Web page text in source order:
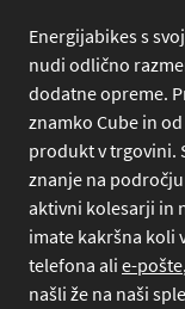
Energijabikes s
nudi odlično
dodatne opreme.
znamko Cube in
produkt v trgovini.
znanje na
aktivni kolesarji in
imate kakršna koli
telefona ali e-pošte
našli že na naši